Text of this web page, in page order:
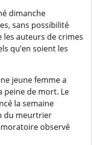
dimanche
sans possibilité
les auteurs de crimes
qu’en soient les
jeune femme a
peine de mort. Le
la semaine
du meurtrier
observé